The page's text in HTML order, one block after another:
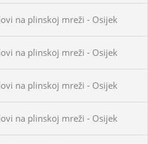
na plinskoj mreži - Osijek
na plinskoj mreži - Osijek
na plinskoj mreži - Osijek
na plinskoj mreži - Osijek